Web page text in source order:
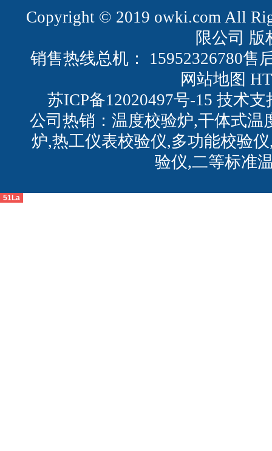
Copyright © 2019 owki.com All
限公司 版
销售热线总机： 15952326780售
网站地图
苏ICP备12020497号-15 技术
公司热销：温度校验炉,干体式温
炉,热工仪表校验仪,多功能校验
验仪,二等标准
51La